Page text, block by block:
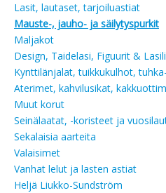
Lasit, lautaset, tarjoiluastiat
Mauste-, jauho- ja säilytyspurkit
Maljakot
Design, Taidelasi, Figuurit &
Kynttilänjalat, tuikkukulhot,
Aterimet, kahvilusikat,
Muut korut
Seinälaatat, -koristeet ja
Sekalaisia aarteita
Valaisimet
Vanhat lelut ja lasten astiat
Heljä Liukko-Sundström